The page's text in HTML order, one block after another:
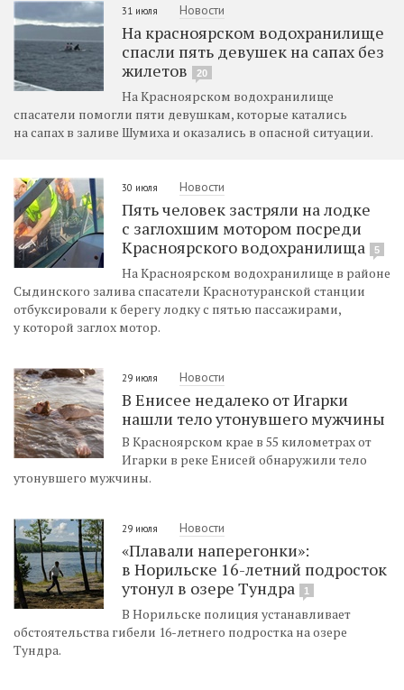
31 июля Новости
На красноярском водохранилище
спасли пять девушек на сапах без
жилетов
20
На Красноярском водохранилище
спасатели помогли пяти девушкам, которые катались
на сапах в заливе Шумиха и оказались в опасной ситуации.
30 июля Новости
Пять человек застряли на лодке
с заглохшим мотором посреди
Красноярского водохранилища
5
На Красноярском водохранилище в районе
Сыдинского залива спасатели Краснотуранской станции
отбуксировали к берегу лодку с пятью пассажирами,
у которой заглох мотор.
29 июля Новости
В Енисее недалеко от Игарки
нашли тело утонувшего мужчины
В Красноярском крае в 55 километрах от
Игарки в реке Енисей обнаружили тело
утонувшего мужчины.
29 июля Новости
«Плавали наперегонки»:
в Норильске 16-летний подросток
утонул в озере Тундра
1
В Норильске полиция устанавливает
обстоятельства гибели 16-летнего подростка на озере
Тундра.